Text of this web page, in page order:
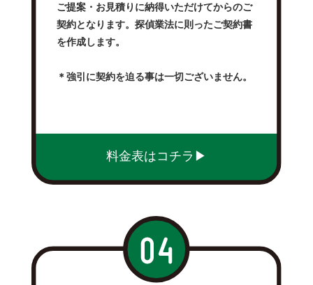
ご提案・お見積りに納得いただけてからのご
契約となります。探偵業法に則ったご契約書
を作成します。
＊強引に契約を迫る事は一切ございません。
料金表はコチラ▶︎